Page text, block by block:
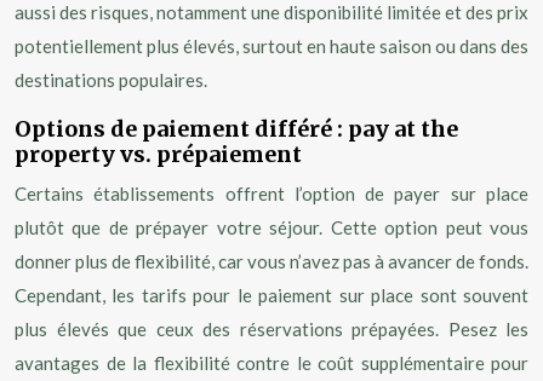
aussi des risques, notamment une disponibilité limitée et des prix
potentiellement plus élevés, surtout en haute saison ou dans des
destinations populaires.
Options de paiement différé : pay at the
property vs. prépaiement
Certains établissements offrent l’option de payer sur place
plutôt que de prépayer votre séjour. Cette option peut vous
donner plus de flexibilité, car vous n’avez pas à avancer de fonds.
Cependant, les tarifs pour le paiement sur place sont souvent
plus élevés que ceux des réservations prépayées. Pesez les
avantages de la flexibilité contre le coût supplémentaire pour